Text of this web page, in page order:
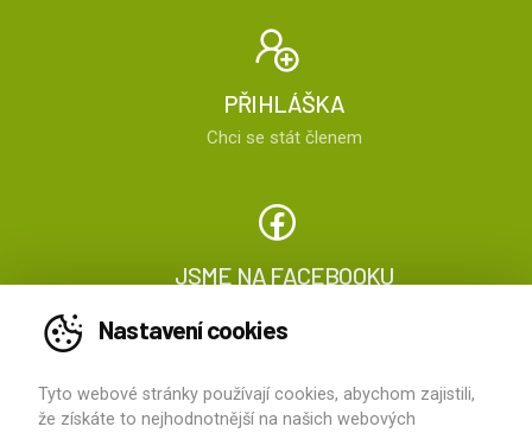
Nastavení cookies
Tyto webové stránky používají cookies, abychom zajistili,
že získáte to nejhodnotnější na našich webových
PŘIHLÁŠKA
Chci se stát členem
JSME NA FACEBOOKU
2026 ©ČOPN, všechna práva vyhrazena